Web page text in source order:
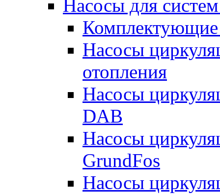
Насосы для
Комплектующие
Насосы
отопления
Насосы
DAB
Насосы
GrundFos
Насосы